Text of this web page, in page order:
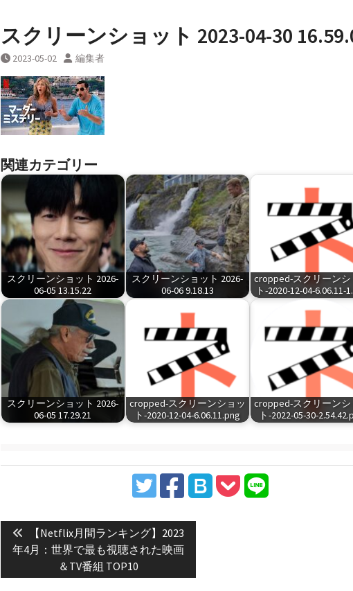
スクリーンショット 2023-04-30
2023-05-02 編集者
関連カテゴリー
スクリーンショット 2026-
06-05 13.15.22
スクリーンショット 2026-
06-06 9.18.13
cropped-スクリーンシ
ト-2020-12-04-6.06.11-
スクリーンショット 2026-
06-05 17.29.21
cropped-スクリーンショッ
ト-2020-12-04-6.06.11.png
cropped-スクリーンシ
ト-2022-05-30-
投
稿
ナ
ビ
Previous
post:
【Netflix月間ランキング】2023
年4月：世界で最も視聴された映画
＆TV番組 TOP10